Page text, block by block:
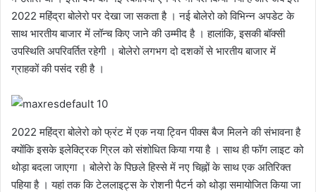
2022 महिंद्रा बोलेरो पर देखा जा सकता है । नई बोलेरो को विभिन्न अपडेट के
साथ भारतीय बाजार में लॉन्च किए जाने की उम्मीद है । हालांकि, इसकी बॉक्सी
उपस्थिति अपरिवर्तित रहेगी । बोलेरो लगभग दो दशकों से भारतीय बाजार में
ग्राहकों की पसंद रही है ।
2022 महिंद्रा बोलेरो को फ्रंट में एक नया ट्विन पीक्स बैज मिलने की संभावना है
क्योंकि इसके इलेक्ट्रिक ग्रिल को संशोधित किया गया है । साथ ही फॉग लाइट को
थोड़ा बदला जाएगा । बोलेरो के पिछले हिस्से में नए चिह्नों के साथ एक अतिरिक्त
पहिया है । यहां तक कि टेललाइट्स के रोशनी पैटर्न को थोड़ा समायोजित किया जा